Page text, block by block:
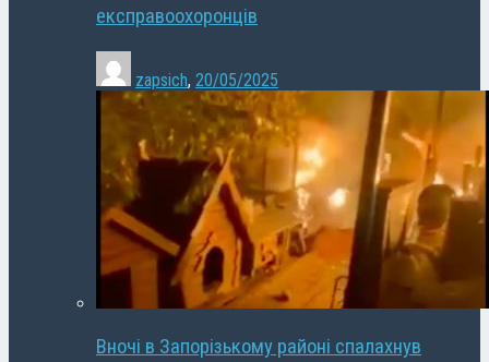
експравоохоронців
zapsich, 20/05/2025
Вночі в Запорізькому районі спалахнув